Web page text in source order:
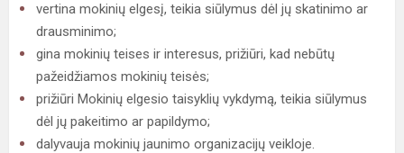
vertina mokinių elgesį, teikia siūlymus dėl jų skatinimo ar
drausminimo;
gina mokinių teises ir interesus, prižiūri, kad nebūtų
pažeidžiamos mokinių teisės;
prižiūri Mokinių elgesio taisyklių vykdymą, teikia siūlymus
dėl jų pakeitimo ar papildymo;
dalyvauja mokinių jaunimo organizacijų veikloje.